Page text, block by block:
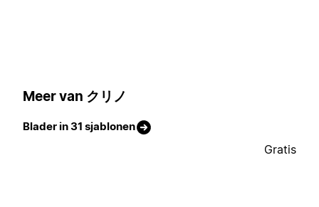
Meer van クリノ
Blader in 31 sjablonen
Gratis